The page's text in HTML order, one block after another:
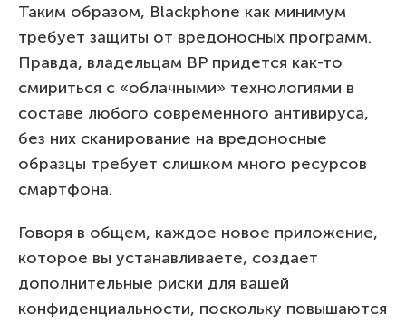
Таким образом, Blackphone как минимум
требует защиты от вредоносных программ.
Правда, владельцам BP придется как-то
смириться с «облачными» технологиями в
составе любого современного антивируса,
без них сканирование на вредоносные
образцы требует слишком много ресурсов
смартфона.
Говоря в общем, каждое новое приложение,
которое вы устанавливаете, создает
дополнительные риски для вашей
конфиденциальности, поскольку повышаются